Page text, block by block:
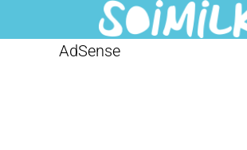
AdSense